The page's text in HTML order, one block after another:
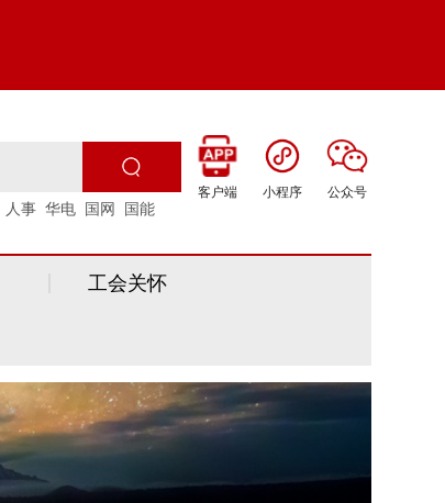
客户端 小程序 公众号
人事 华电 国网 国能
工会关怀